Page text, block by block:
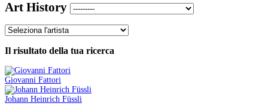
Art History
Il risultato della tua ricerca
Giovanni Fattori
Johann Heinrich Füssli